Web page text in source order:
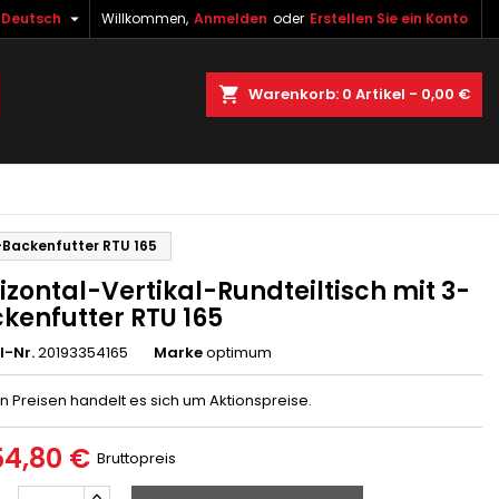
Willkommen, Anmelden oder Erstellen Sie ein Konto
Deutsch 
Warenkorb 0 Artikel - 0,00 €
RTU 165
Vertikal-Rundteiltisch mit 3-
RTU 165
Nr.20193354165 Markeoptimum
Preisen handelt es sich um Aktionspreise.
€ Bruttopreis